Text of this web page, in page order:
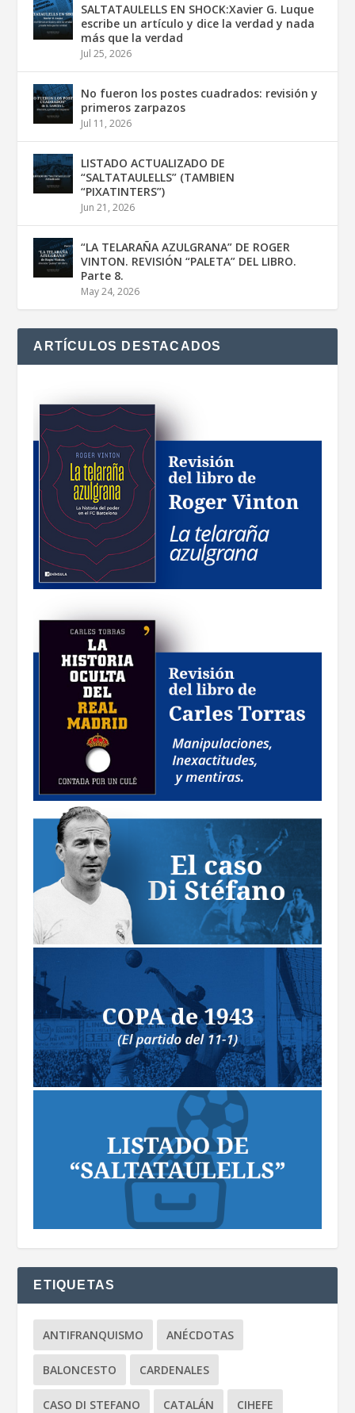
SALTATAULELLS EN SHOCK:Xavier G. Luque
escribe un artículo y dice la verdad y nada
más que la verdad
Jul 25, 2026
No fueron los postes cuadrados: revisión y
primeros zarpazos
Jul 11, 2026
LISTADO ACTUALIZADO DE
“SALTATAULELLS” (TAMBIEN
“PIXATINTERS”)
Jun 21, 2026
“LA TELARAÑA AZULGRANA” DE ROGER
VINTON. REVISIÓN “PALETA” DEL LIBRO.
Parte 8.
May 24, 2026
ARTÍCULOS DESTACADOS
ETIQUETAS
ANTIFRANQUISMO ANÉCDOTAS
BALONCESTO CARDENALES
CASO DI STEFANO CATALÁN CIHEFE